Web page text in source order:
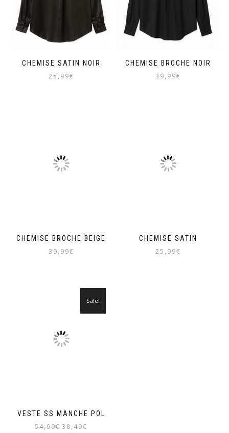
CHEMISE SATIN NOIR
25,99€
CHEMISE BROCHE NOIR
39,99€
CHEMISE BROCHE BEIGE
39,99€
CHEMISE SATIN
25,99€
VESTE SS MANCHE POL
Sale!
54,99€ Original
38,49€